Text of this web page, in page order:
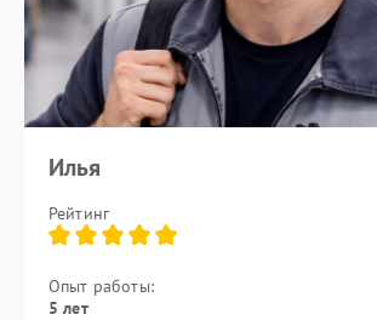
Илья
Рейтинг
Опыт работы:
5 лет